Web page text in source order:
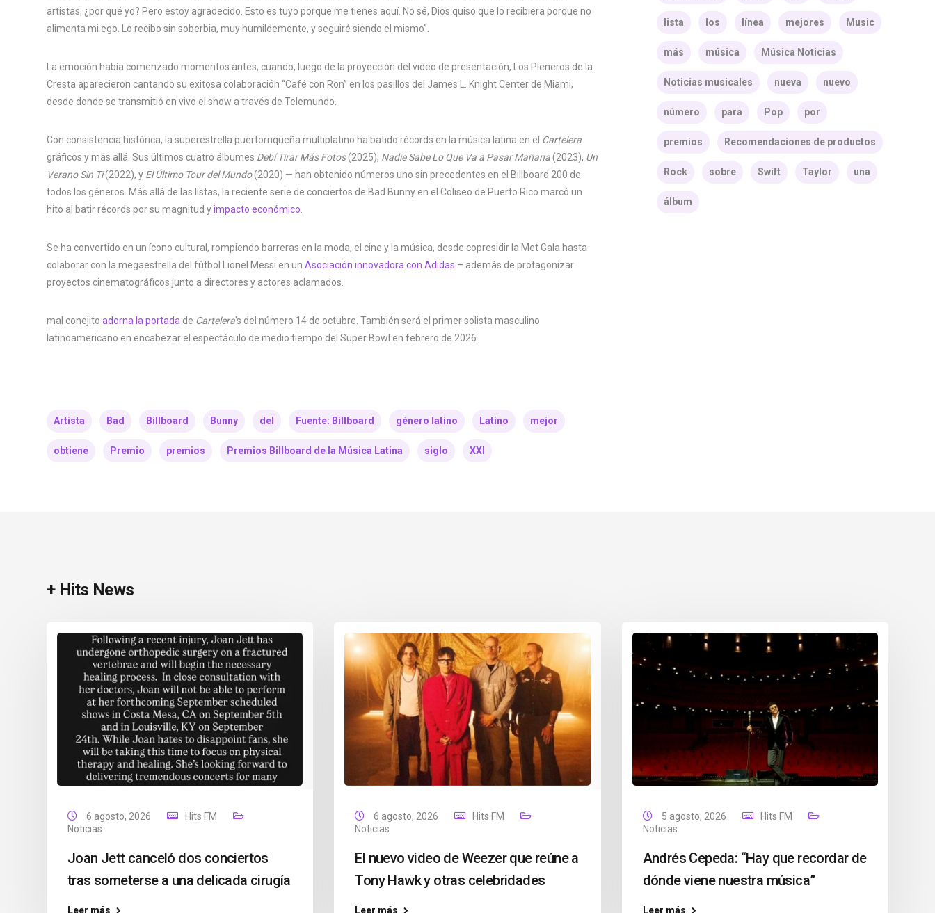
artistas, ¿por qué yo? Pero estoy agradecido. Esto es tuyo porque me tienes aquí. No sé, Dios quiso que lo recibiera porque no
alimenta mi ego. Lo recibo sin soberbia, muy humildemente, y seguiré siendo el mismo”.
La emoción había comenzado momentos antes, cuando, luego de la proyección del video de presentación, Los Pleneros de la
Cresta aparecieron cantando su exitosa colaboración “Café con Ron” en los pasillos del James L. Knight Center de Miami,
desde donde se transmitió en vivo el show a través de Telemundo.
Con consistencia histórica, la superestrella puertorriqueña multiplatino ha batido récords en la música latina en el Cartelera
gráficos y más allá. Sus últimos cuatro álbumes Debí Tirar Más Fotos(2025), Nadie Sabe Lo Que Va a Pasar Mañana(2023), Un
Verano Sin Ti(2022), y El Último Tour del Mundo(2020) — han obtenido números uno sin precedentes en el Billboard 200 de
todos los géneros. Más allá de las listas, la reciente serie de conciertos de Bad Bunny en el Coliseo de Puerto Rico marcó un
hito al batir récords por su magnitud yimpacto económico
Se ha convertido en un ícono cultural, rompiendo barreras en la moda, el cine y la música, desde copresidir la Met Gala hasta
colaborar con la megaestrella del fútbol Lionel Messi en un Asociación innovadora con Adidas – además de protagonizar
proyectos cinematográficos junto a directores y actores aclamados.
mal conejito adorna la portada de Cartelera's del número 14 de octubre. También será el primer solista masculino
latinoamericano en encabezar el espectáculo de medio tiempo del Super Bowl en febrero de 2026.
Artista Bad Billboard Bunny del Fuente: Billboard género latino Latino mejor
obtiene Premio premios Premios Billboard de la Música Latina siglo XXI
lista los línea mejores Music
más música Música Noticias
Noticias musicales nueva nuevo
número para Pop por
premios Recomendaciones de productos
Rock sobre Swift Taylor una
álbum
+ Hits News
6 agosto, 2026
Hits FM
Noticias
Joan Jett canceló dos conciertos
tras someterse a una delicada cirugía
Leer más
6 agosto, 2026
Hits FM
Noticias
El nuevo video de Weezer que reúne a
Tony Hawk y otras celebridades
Leer más
5 agosto, 2026
Hits FM
Noticias
Andrés Cepeda: “Hay que recordar de
dónde viene nuestra música”
Leer más